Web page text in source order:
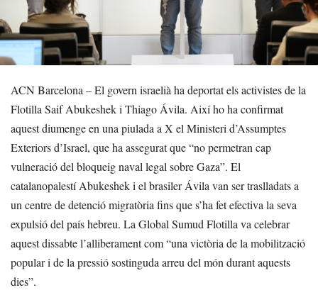
ACN Barcelona – El govern israelià ha deportat els activistes de la
Flotilla Saif Abukeshek i Thiago Ávila. Així ho ha confirmat
aquest diumenge en una piulada a X el Ministeri d’Assumptes
Exteriors d’Israel, que ha assegurat que “no permetran cap
vulneració del bloqueig naval legal sobre Gaza”. El
catalanopalestí Abukeshek i el brasiler Ávila van ser traslladats a
un centre de detenció migratòria fins que s’ha fet efectiva la seva
expulsió del país hebreu. La Global Sumud Flotilla va celebrar
aquest dissabte l’alliberament com “una victòria de la mobilització
popular i de la pressió sostinguda arreu del món durant aquests
dies”.